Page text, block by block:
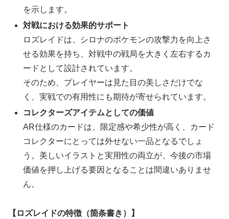
を示します。
対戦における効果的サポート
ロズレイドは、シロナのポケモンの攻撃力を向上さ
せる効果を持ち、対戦中の戦局を大きく左右するカ
ードとして設計されています。
そのため、プレイヤーは見た目の美しさだけでな
く、実戦での有用性にも期待が寄せられています。
コレクターズアイテムとしての価値
AR仕様のカードは、限定感や希少性が高く、カード
コレクターにとっては外せない一品となるでしょ
う。美しいイラストと実用性の両立が、今後の市場
価値を押し上げる要因となることは間違いありませ
ん。
【ロズレイドの特徴（箇条書き）】